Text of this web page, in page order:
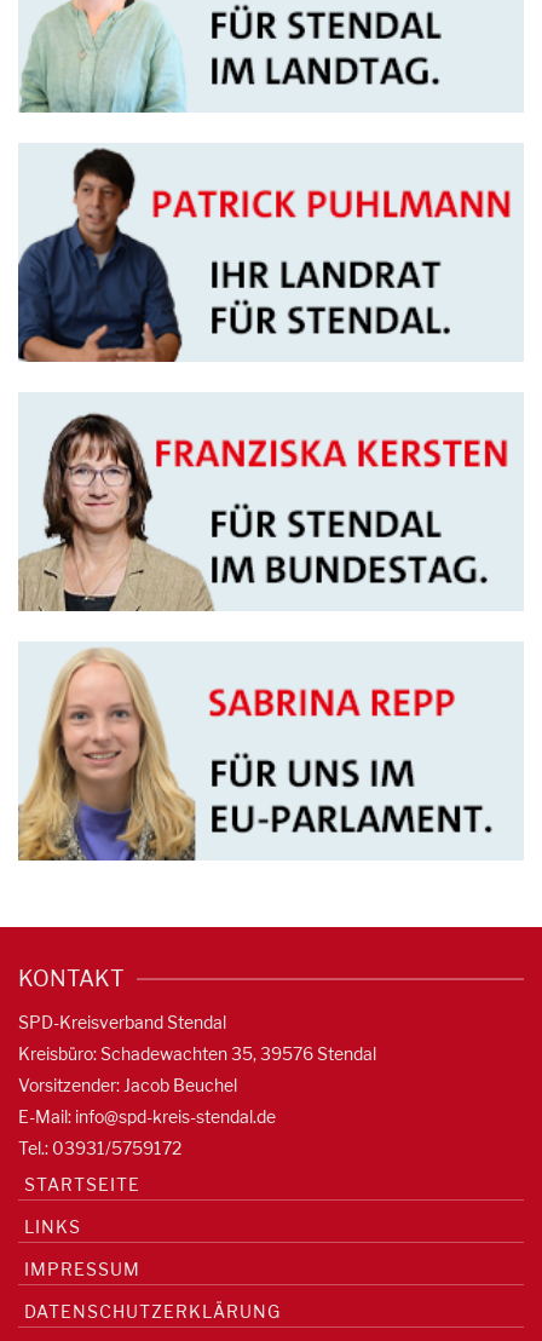
KONTAKT
SPD-Kreisverband Stendal
Kreisbüro: Schadewachten 35, 39576 Stendal
Vorsitzender: Jacob Beuchel
E-Mail: info@spd-kreis-stendal.de
Tel.: 03931/5759172
STARTSEITE
LINKS
IMPRESSUM
DATENSCHUTZERKLÄRUNG